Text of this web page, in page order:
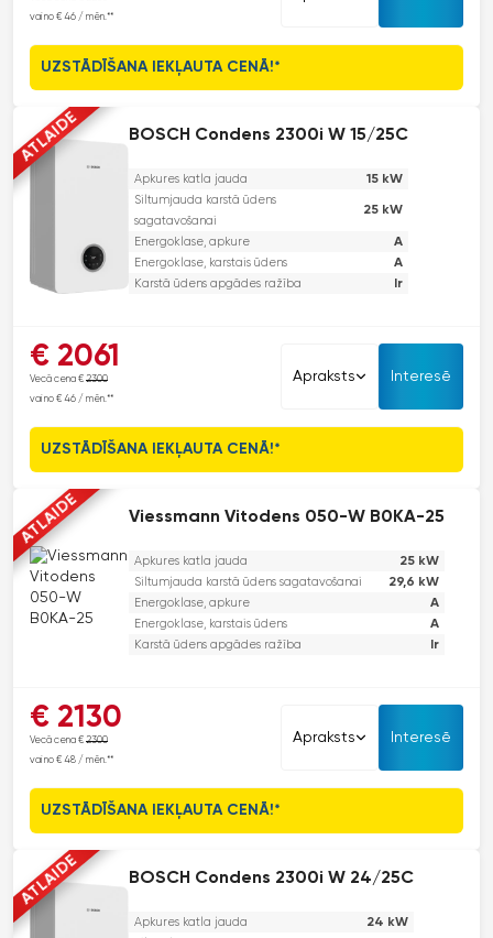
vairāk vajadzīgs?
vai no € 46 / mēn.**
UZSTĀDĪŠANA IEKĻAUTA CENĀ!*
BOSCH Condens 2300i W 15/25C
Apkures katla jauda 15 kW
Siltumjauda karstā ūdens
sagatavošanai
25 kW
Energoklase, apkure A
Energoklase, karstais ūdens A
Karstā ūdens apgādes ražība Ir
efektivitāti un modernu dizainu. Tam ir iebūvēts elektroniskais sūknis,
kas samazina enerģijas patēriņu, un papildu skaņas izolācija klusai
darbībai. Šis katls apvieno augstu efektivitāti, modernu dizainu un
lietotāja ērtības, padarot to piemērotu dažādiem mājokļiem.
ATLAIDE
€ 2061
Vecā cena € 2300
vai no € 46 / mēn.**
Apraksts Interesē
UZSTĀDĪŠANA IEKĻAUTA CENĀ!*
Viessmann Vitodens 050-W B0KA-25
Apkures katla jauda 25 kW
Siltumjauda karstā ūdens sagatavošanai 29,6 kW
Energoklase, apkure A
Energoklase, karstais ūdens A
Karstā ūdens apgādes ražība Ir
dizains, viegla lietošana, ekonomija un gudrās funkcijas. Kas vēl
vairāk vajadzīgs?
ATLAIDE
€ 2130
Vecā cena € 2300
vai no € 48 / mēn.**
Apraksts Interesē
UZSTĀDĪŠANA IEKĻAUTA CENĀ!*
BOSCH Condens 2300i W 24/25C
Apkures katla jauda 24 kW
ATLAIDE